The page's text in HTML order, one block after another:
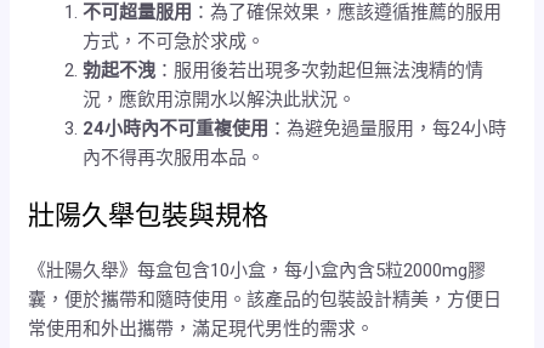
不可超量服用 ：為了確保效果，應該遵循推薦的服用
方式，不可急於求成。
勃起不洩 ：服用後若出現多次勃起但無法洩精的情
況，應飲用涼開水以解決此狀況。
24小時內不可重複使用 ：為避免過量服用，每24小時
內不得再次服用本品。
壯陽久舉包裝與規格
《壯陽久舉》每盒包含10小盒，每小盒內含5粒2000mg膠
囊，便於攜帶和隨時使用。該產品的包裝設計精美，方便日
常使用和外出攜帶，滿足現代男性的需求。